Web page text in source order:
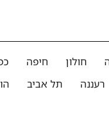
חולון חיפה
רעננה תל אביב